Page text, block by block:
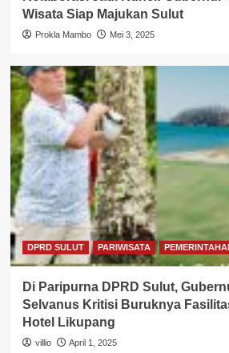
Wisata Siap Majukan Sulut
Prokla Mambo Mei 3, 2025
DPRD SULUT PARIWISATA
Di Paripurna DPRD Sulut,
Selvanus Kritisi Buruknya
Hotel Likupang
villio April 1, 2025